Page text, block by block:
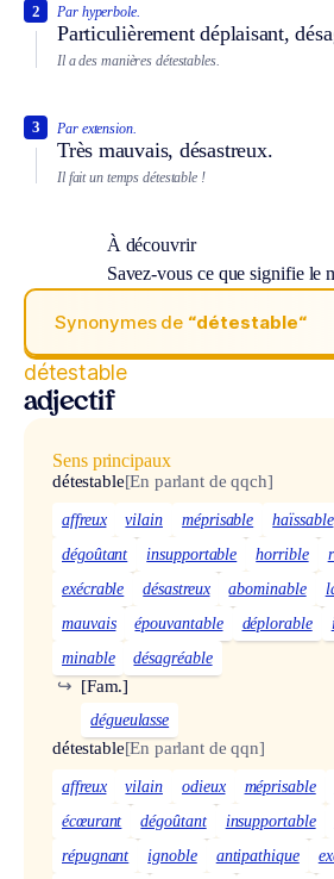
Par hyperbole.
Particulièrement déplaisant,
2
Il a des manières détestables.
Par extension.
Très mauvais, désastreux.
3
Il fait un temps détestable !
À découvrir
Savez-vous ce que signifie le
Synonymes de “détestable“
détestable
adjectif
Sens principaux
détestable[En parlant de qqch]
affreux vilain méprisable haïssable
dégoûtant
insupportable horrible
exécrable
désastreux abominable
mauvais
épouvantable déplorable
minable
désagréable
[Fam.]
↪
dégueulasse
détestable[En parlant de qqn]
affreux vilain odieux méprisable
écœurant
dégoûtant insupportable
répugnant
ignoble antipathique